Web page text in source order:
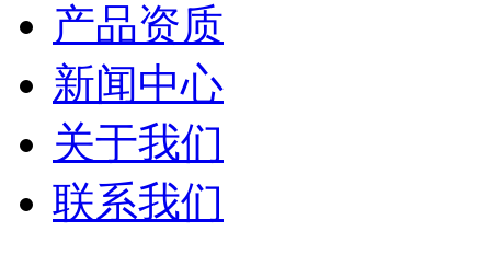
产品资质
新闻中心
关于我们
联系我们